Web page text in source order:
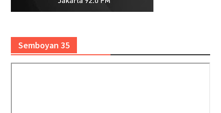
Semboyan 35